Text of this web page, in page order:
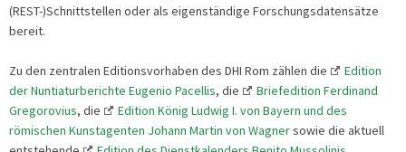
(REST-)Schnittstellen oder als eigenständige Forschungsdatensätze
bereit.
Zu den zentralen Editionsvorhaben des DHI Rom zählen die
Edition
der Nuntiaturberichte Eugenio Pacellis, die
Briefedition Ferdinand
Gregorovius, die
Edition König Ludwig I. von Bayern und des
römischen Kunstagenten Johann Martin von Wagnersowie die aktuell